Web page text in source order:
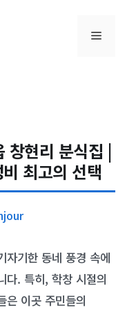
메뉴
창현리 분식집 |
최고의 선택
자기한 동네 풍경 속에
다. 특히, 학창 시절의
은 이곳 주민들의